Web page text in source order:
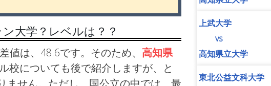
大学？レベルは？？
値は、48.6です。そのため、 高知県
校についても後で紹介しますが、と
上武大学
vs
高知県立大学
東北公益文科大学